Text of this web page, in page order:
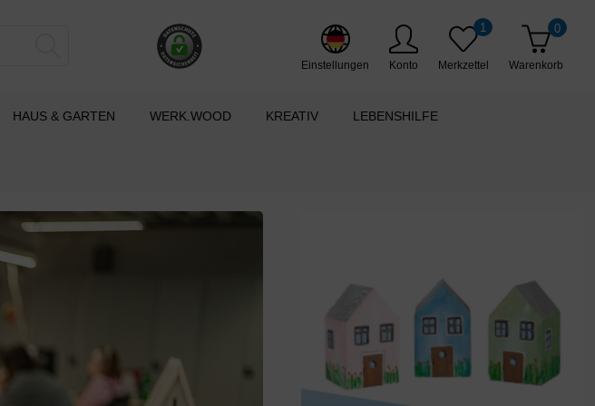
Einstellungen Konto Merkzettel
1
Warenkorb
0
HAUS & GARTEN WERK.WOOD KREATIV LEBENSHILFE